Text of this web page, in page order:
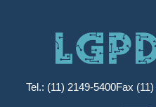
Tel.: (11) 2149-5400Fax